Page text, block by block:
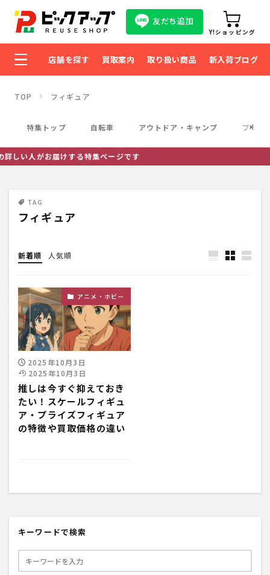
友だち追加
Y!ショッピング
店舗を探す 買取案内 取り扱い商品 新入荷ブログ
TOP フィギュア
特集トップ 自転車 アウトドア・キャンプ ブラン
人がお届けする特集ページです
TAG
フィギュア
新着順 人気順
アニメ・ホビー
2025年10月3日
2025年10月3日
推しは今すぐ抑えておき
たい！スケールフィギュ
ア・プライズフィギュア
の特徴や買取価格の違い
キーワードで検索